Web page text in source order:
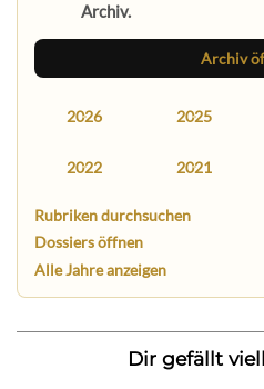
Archiv.
Archiv
2026 2025
2022 2021
Rubriken durchsuchen
Dossiers öffnen
Alle Jahre anzeigen
Dir gefällt